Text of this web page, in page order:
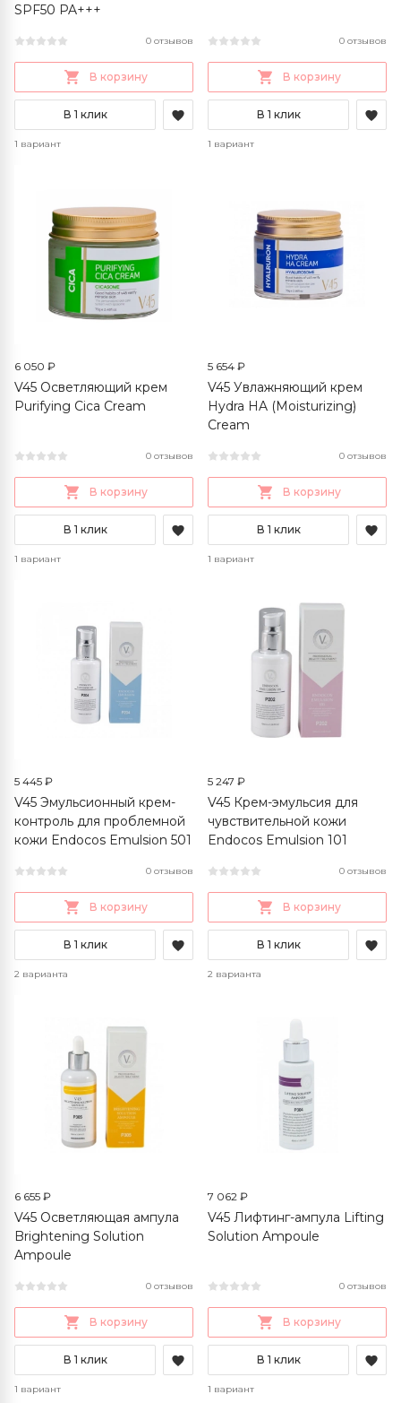
SPF50 PA+++
0 отзывов
В корзину
В 1 клик
1 вариант
0 отзывов
В корзину
В 1 клик
1 вариант
6 050 ₽
V45 Осветляющий крем
Purifying Cica Cream
0 отзывов
В корзину
В 1 клик
1 вариант
5 654 ₽
V45 Увлажняющий крем
Hydra HA (Moisturizing)
Cream
0 отзывов
В корзину
В 1 клик
1 вариант
5 445 ₽
V45 Эмульсионный крем-
контроль для проблемной
кожи Endocos Emulsion 501
0 отзывов
В корзину
В 1 клик
2 варианта
5 247 ₽
V45 Крем-эмульсия для
чувствительной кожи
Endocos Emulsion 101
0 отзывов
В корзину
В 1 клик
2 варианта
6 655 ₽
V45 Осветляющая ампула
Brightening Solution
Ampoule
0 отзывов
В корзину
В 1 клик
1 вариант
7 062 ₽
V45 Лифтинг-ампула Lifting
Solution Ampoule
0 отзывов
В корзину
В 1 клик
1 вариант